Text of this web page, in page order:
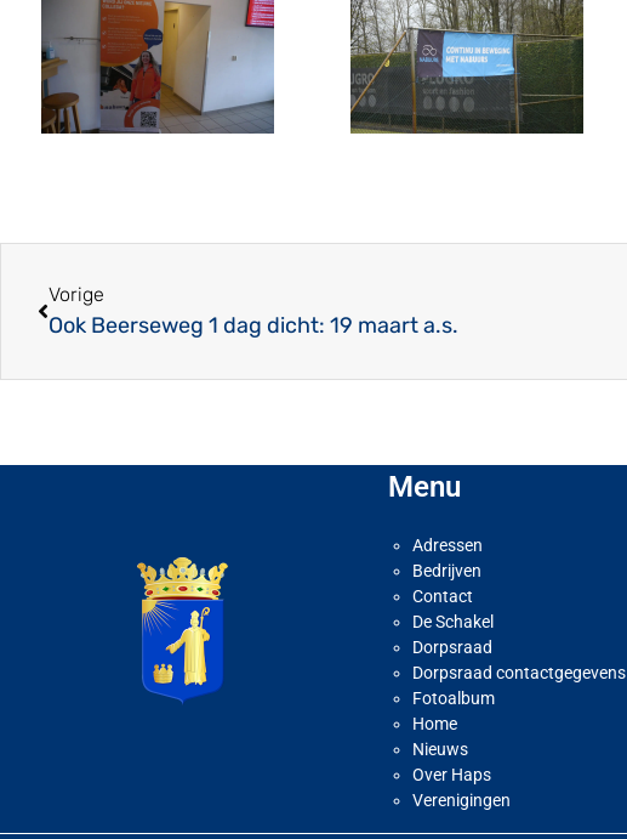
Vorige
Ook Beerseweg 1 dag dicht: 19 maart a.s.
Menu
Adressen
Bedrijven
Contact
De Schakel
Dorpsraad
Dorpsraad contactgegevens
Fotoalbum
Home
Nieuws
Over Haps
Verenigingen